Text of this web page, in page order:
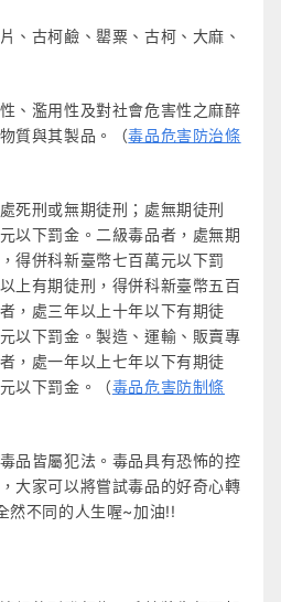
、古柯鹼、罌粟、古柯、大麻、
、濫用性及對社會危害性之麻醉
質與其製品。（毒品危害防治條
死刑或無期徒刑；處無期徒刑
以下罰金。二級毒品者，處無期
得併科新臺幣七百萬元以下罰
上有期徒刑，得併科新臺幣五百
，處三年以上十年以下有期徒
以下罰金。製造、運輸、販賣專
，處一年以上七年以下有期徒
以下罰金。（毒品危害防制條
品皆屬犯法。毒品具有恐怖的控
大家可以將嘗試毒品的好奇心轉
然不同的人生喔~加油!!